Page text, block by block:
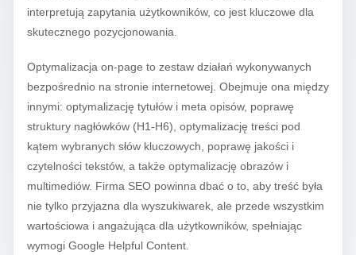
interpretują zapytania użytkowników, co jest kluczowe dla
skutecznego pozycjonowania.
Optymalizacja on-page to zestaw działań wykonywanych
bezpośrednio na stronie internetowej. Obejmuje ona między
innymi: optymalizację tytułów i meta opisów, poprawę
struktury nagłówków (H1-H6), optymalizację treści pod
kątem wybranych słów kluczowych, poprawę jakości i
czytelności tekstów, a także optymalizację obrazów i
multimediów. Firma SEO powinna dbać o to, aby treść była
nie tylko przyjazna dla wyszukiwarek, ale przede wszystkim
wartościowa i angażująca dla użytkowników, spełniając
wymogi Google Helpful Content.